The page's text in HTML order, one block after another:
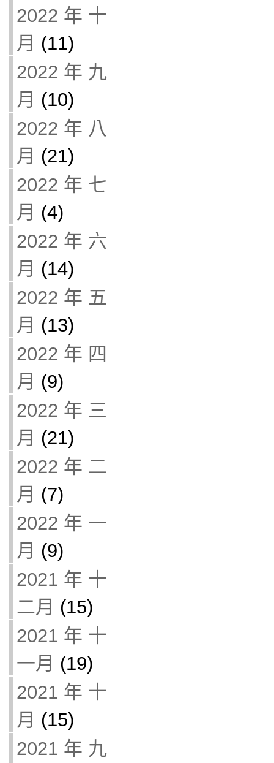
2022 年 十
月 (11)
2022 年 九
月 (10)
2022 年 八
月 (21)
2022 年 七
月 (4)
2022 年 六
月 (14)
2022 年 五
月 (13)
2022 年 四
月 (9)
2022 年 三
月 (21)
2022 年 二
月 (7)
2022 年 一
月 (9)
2021 年 十
二月 (15)
2021 年 十
一月 (19)
2021 年 十
月 (15)
2021 年 九